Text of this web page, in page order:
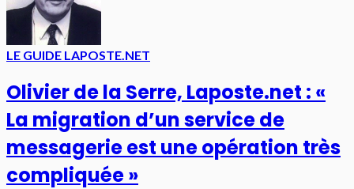
LE GUIDE LAPOSTE.NET
Olivier de la Serre, Laposte.net : «
La migration d’un service de
messagerie est une opération très
compliquée »